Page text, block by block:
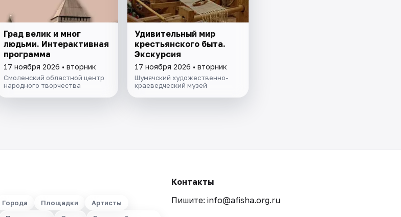
Град велик и мног
людьми. Интерактивная
программа
17 ноября 2026 • вторник
Смоленский областной центр
народного творчества
Удивительный мир
крестьянского быта.
Экскурсия
17 ноября 2026 • вторник
Шумячский художественно-
краеведческий музей
Города Площадки
Артисты
Контакты
Пишите: info@afisha.org.ru